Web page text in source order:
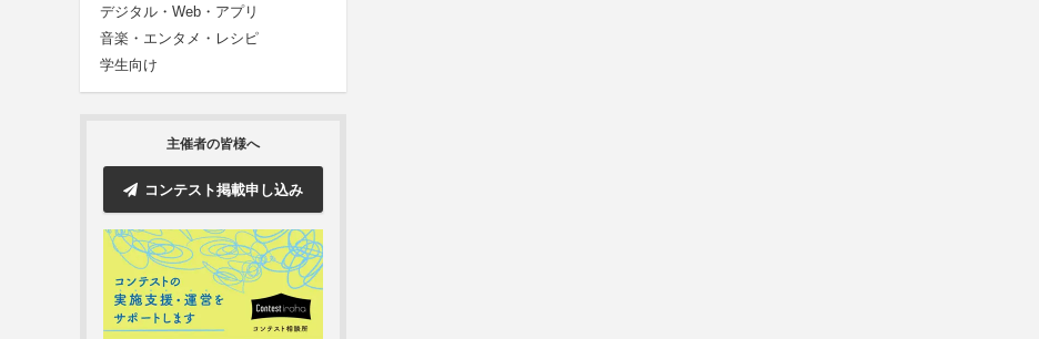
デジタル・Web・アプリ
音楽・エンタメ・レシピ
学生向け
主催者の皆様へ
コンテスト掲載申し込み